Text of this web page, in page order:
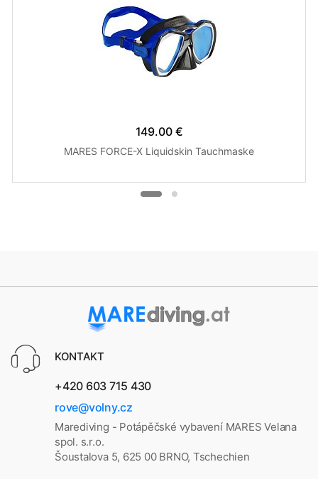
149.00 €
MARES FORCE-X Liquidskin Tauchmaske
KONTAKT
+420 603 715 430
rove@volny.cz
Marediving - Potápěčské vybavení MARES Velana
spol. s.r.o.
Šoustalova 5, 625 00 BRNO, Tschechien